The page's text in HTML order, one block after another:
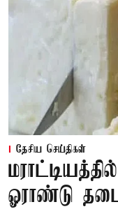
தேசிய செய்திகள்
ஓராண்டு